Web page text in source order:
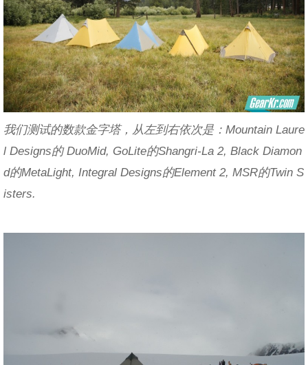
我们测试的数款金字塔，从左到右依次是：Mountain Laure
l Designs的 DuoMid, GoLite的Shangri-La 2, Black Diamon
d的MetaLight, Integral Designs的Element 2, MSR的Twin S
isters.